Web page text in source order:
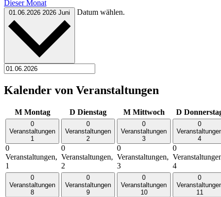
Dieser Monat
01.06.2026 2026 Juni Datum wählen.
Kalender von Veranstaltungen
M Montag D Dienstag M Mittwoch D
0
Veranstaltungen
1
0
Veranstaltungen,
1
0
Veranstaltungen
2
0
Veranstaltungen,
2
0
Veranstaltungen
3
0
Veranstaltungen,
3
0
4
0
4
0
Veranstaltungen
8
0
Veranstaltungen
9
0
Veranstaltungen
10
0
11